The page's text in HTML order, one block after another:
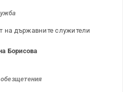
на държавните служители
Борисова